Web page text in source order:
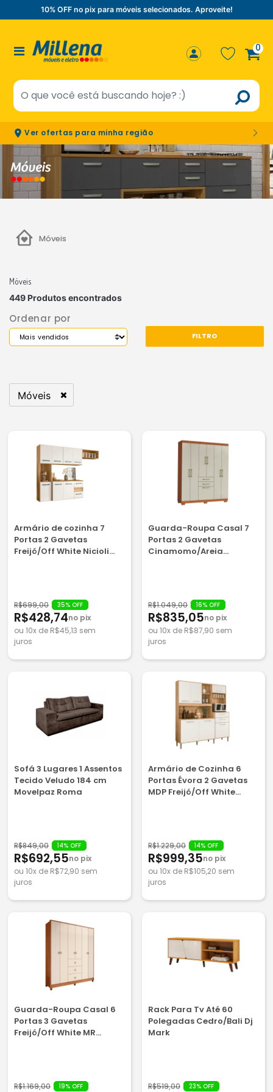
10% OFF no pix para móveis selecionados. Aproveite!
0
Ver ofertas para minha região
Móveis
Móveis
449 Produtos encontrados
Ordenar por
FILTRO
Móveis
Remover filtro Atualmente refinado
Armário de cozinha 7
Portas 2 Gavetas
Freijó/Off White Nicioli
R$699,00 35% OFF
R$428,74no pix
ou 10x de R$45,13 sem
juros
Guarda-Roupa Casal 7
Portas 2 Gavetas
Cinamomo/Areia
R$1.049,00 16% OFF
R$835,05no pix
ou 10x de R$87,90 sem
juros
Sofá 3 Lugares 1 Assentos
Tecido Veludo 184 cm
Movelpaz Roma
R$849,00 14% OFF
R$692,55no pix
ou 10x de R$72,90 sem
juros
Armário de Cozinha 6
Portas Évora 2 Gavetas
MDP Freijó/Off White
R$1.229,00 14% OFF
R$999,35no pix
ou 10x de R$105,20 sem
juros
Guarda-Roupa Casal 6
Portas 3 Gavetas
Freijó/Off White MR
R$1.169,00 19% OFF
Rack Para Tv Até 60
Polegadas Cedro/Bali Dj
Mark
R$519,00 23% OFF